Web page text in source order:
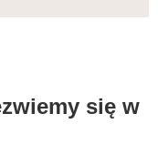
się w